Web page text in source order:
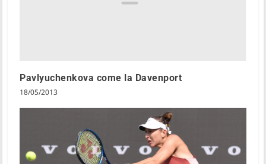
Pavlyuchenkova come la Davenport
18/05/2013